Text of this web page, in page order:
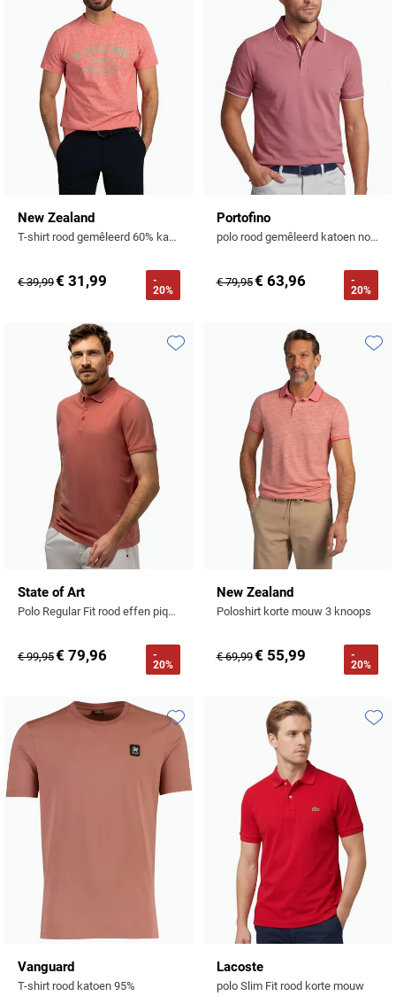
New Zealand
T-shirt rood gemêleerd 60% katoen
€ 39,99€ 31,99
-
20%
Portofino
polo rood gemêleerd katoen normale fit
€ 79,95€ 63,96
-
20%
State of Art
Polo Regular Fit rood effen pique 3 knoops textuur
€ 99,95€ 79,96
-
20%
Toevoegen aan favorieten
New Zealand
Poloshirt korte mouw 3 knoops
€ 69,99€ 55,99
-
20%
Vanguard
T-shirt rood katoen 95%
Toevoegen aan favorieten
Lacoste
polo Slim Fit rood korte mouw